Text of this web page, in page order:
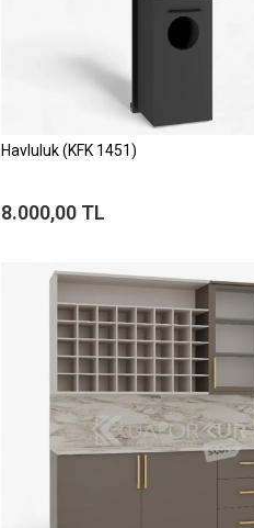
Havluluk (KFK 1451)
8.000,00 TL